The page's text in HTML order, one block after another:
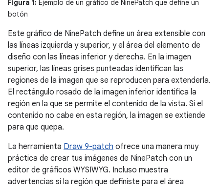
Figura 1: Ejemplo de un gráfico de NinePatch que define un
botón
Este gráfico de NinePatch define un área extensible con
las líneas izquierda y superior, y el área del elemento de
diseño con las líneas inferior y derecha. En la imagen
superior, las líneas grises punteadas identifican las
regiones de la imagen que se reproducen para extenderla.
El rectángulo rosado de la imagen inferior identifica la
región en la que se permite el contenido de la vista. Si el
contenido no cabe en esta región, la imagen se extiende
para que quepa.
La herramienta Draw 9-patch ofrece una manera muy
práctica de crear tus imágenes de NinePatch con un
editor de gráficos WYSIWYG. Incluso muestra
advertencias si la región que definiste para el área